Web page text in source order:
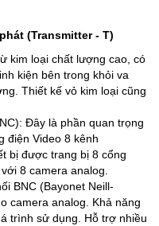
(Transmitter - T)
kim loại chất lượng cao, có
kiện bên trong khỏi va
Thiết kế vỏ kim loại cũng
Đây là phần quan trọng
điện Video 8 kênh
bị được trang bị 8 cổng
8 camera analog.
BNC (Bayonet Neill-
camera analog. Khả năng
trình sử dụng. Hỗ trợ nhiều